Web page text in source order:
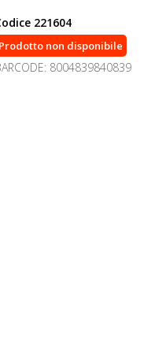
221604
Prodotto non disponibile
8004839840839